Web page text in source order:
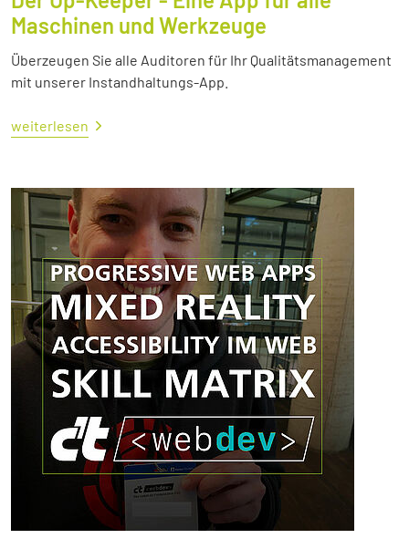
Maschinen und Werkzeuge
Überzeugen Sie alle Auditoren für Ihr Qualitätsmanagement
mit unserer Instandhaltungs-App.
weiterlesen